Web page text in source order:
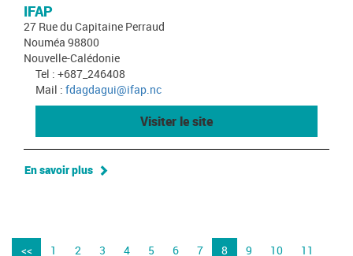
IFAP
27 Rue du Capitaine Perraud
Nouméa 98800
Nouvelle-Calédonie
Tel : +687_246408
Mail : fdagdagui@ifap.nc
Visiter le site
En savoir plus
<< 1 2 3 4 5 6 7 8 9 10
11